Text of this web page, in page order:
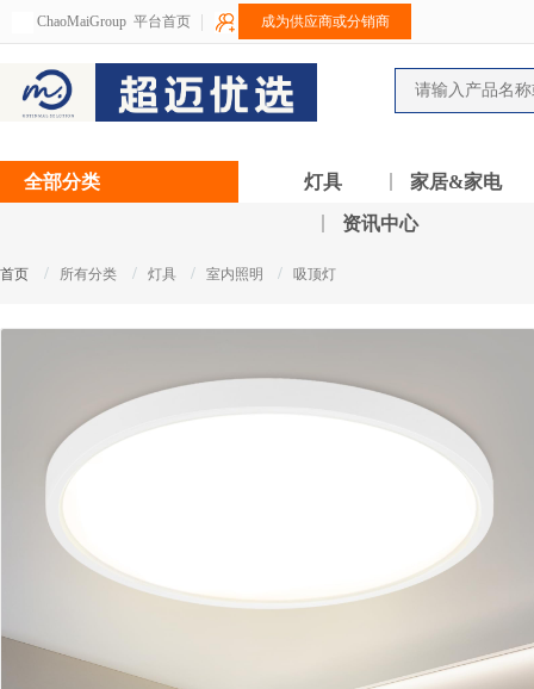
ChaoMaiGroup 平台首页 成为供应商或分销商
全部分类 灯具 家居&家电
资讯中心
首页 / 所有分类 / 灯具 / 室内照明 / 吸顶灯